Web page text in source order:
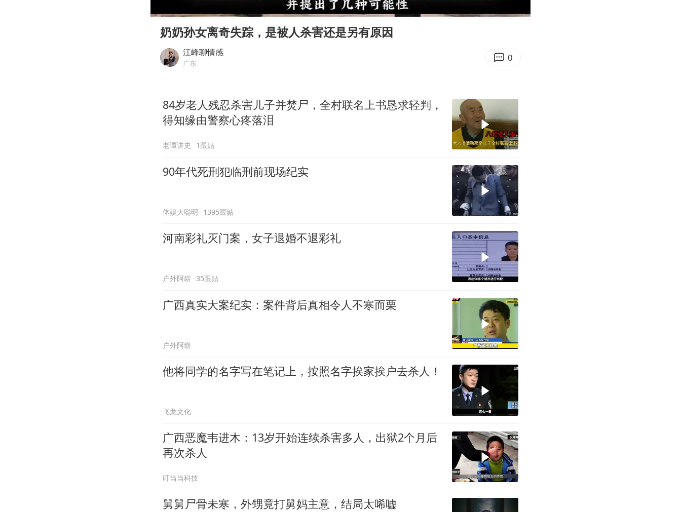
上半年国内居民出游人次34.63亿
女子被狗舔脚确诊三级暴露 医生回应
台州《告全体市民书》：非必要不外出
刘伟任延安市委常委、市纪委书记
Play
Enter
奶奶孙女离奇失踪，是被人杀害还是另有原因
江峰聊情感
广东 0
84岁老人残忍杀害儿子并焚尸，全村联名上书恳求轻判，
得知缘由警察心疼落泪
老谭讲史 1跟贴
90年代死刑犯临刑前现场纪实
体娱大聪明 1395跟贴
河南彩礼灭门案，女子退婚不退彩礼
户外阿崭 35跟贴
广西真实大案纪实：案件背后真相令人不寒而栗
户外阿崭
他将同学的名字写在笔记上，按照名字挨家挨户去杀人！
飞龙文化
广西恶魔韦进木：13岁开始连续杀害多人，出狱2个月后
再次杀人
叮当当科技
舅舅尸骨未寒，外甥竟打舅妈主意，结局太唏嘘